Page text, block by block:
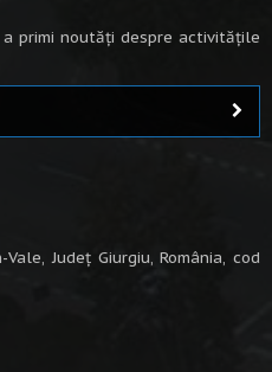
primi noutăți despre activitățile
Județ Giurgiu, România, cod